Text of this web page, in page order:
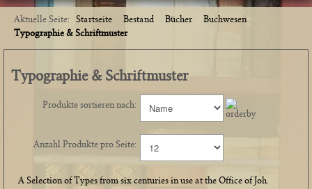
Aktuelle Seite: Startseite Bestand Bücher
Buchwesen
Typographie & Schriftmuster
Typographie & Schriftmuster
Produkte sortieren nach:
Anzahl Produkte pro Seite:
A Selection of Types from six centuries in use at the Office of Joh.